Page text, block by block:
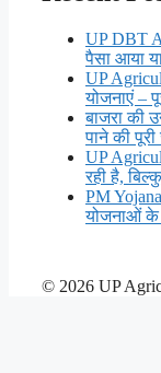
UP DBT
पैसा आया
UP
योजनाएं –
बाजरा की
पाने की पूरी
UP
रही है,
PM
योजनाओं
© 2026 UP